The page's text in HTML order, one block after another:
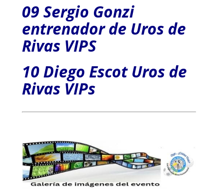
09 Sergio Gonzi
entrenador de Uros de
Rivas VIPS
10 Diego Escot Uros de
Rivas VIPs